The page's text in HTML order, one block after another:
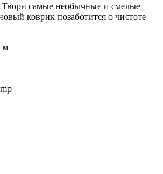
самые необычные и смелые
коврик позаботится о чистоте